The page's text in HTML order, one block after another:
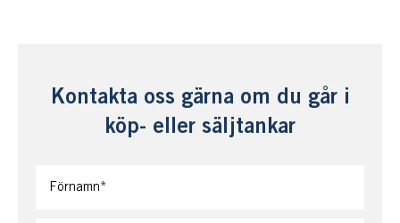
Kontakta oss gärna om du går i
köp- eller säljtankar